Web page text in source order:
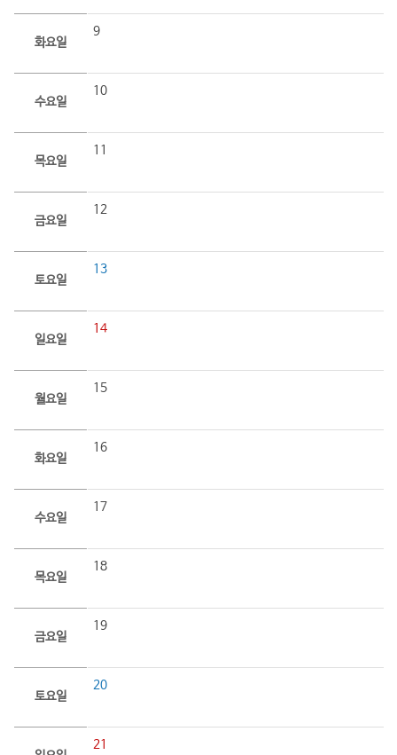
화요일
9
수요일
10
목요일
11
금요일
12
토요일
13
일요일
14
월요일
15
화요일
16
수요일
17
목요일
18
금요일
19
토요일
20
21